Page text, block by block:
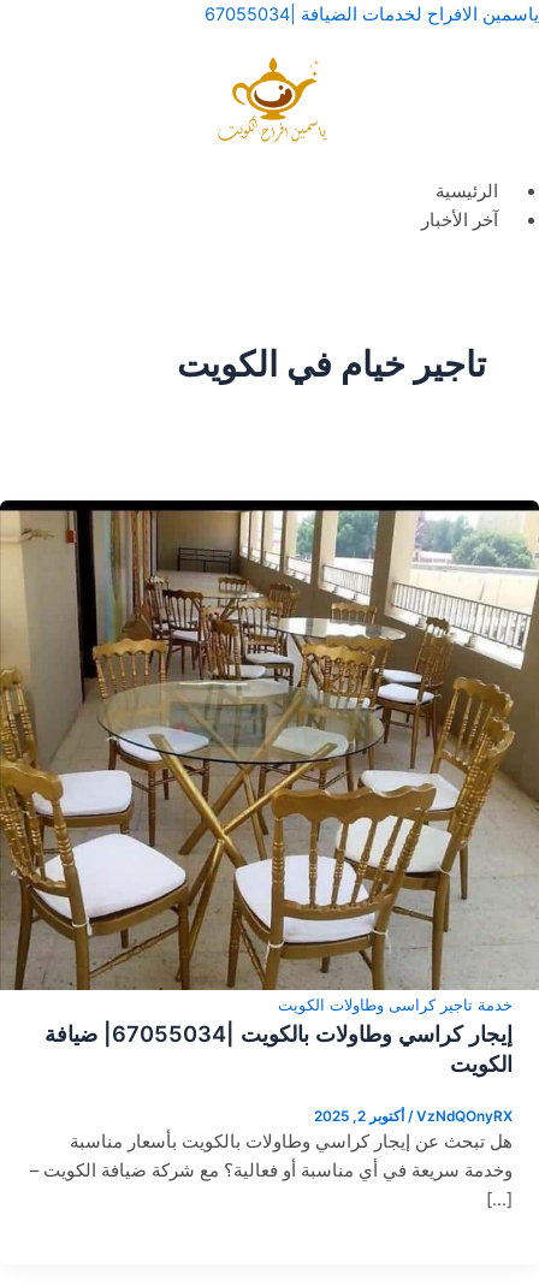
تخطي
ياسمين الافراح لخدمات الضيافة |67055034
القائمة
الرئيسية
آخر الأخبار
تاجير خيام في الكويت
خدمة تاجير كراسى وطاولات الكويت
إيجار كراسي وطاولات بالكويت |67055034| ضيافة
الكويت
VzNdQOnyRX
/ أكتوبر 2, 2025
هل تبحث عن إيجار كراسي وطاولات بالكويت بأسعار مناسبة
وخدمة سريعة في أي مناسبة أو فعالية؟ مع شركة ضيافة الكويت –
[…]
القائمة